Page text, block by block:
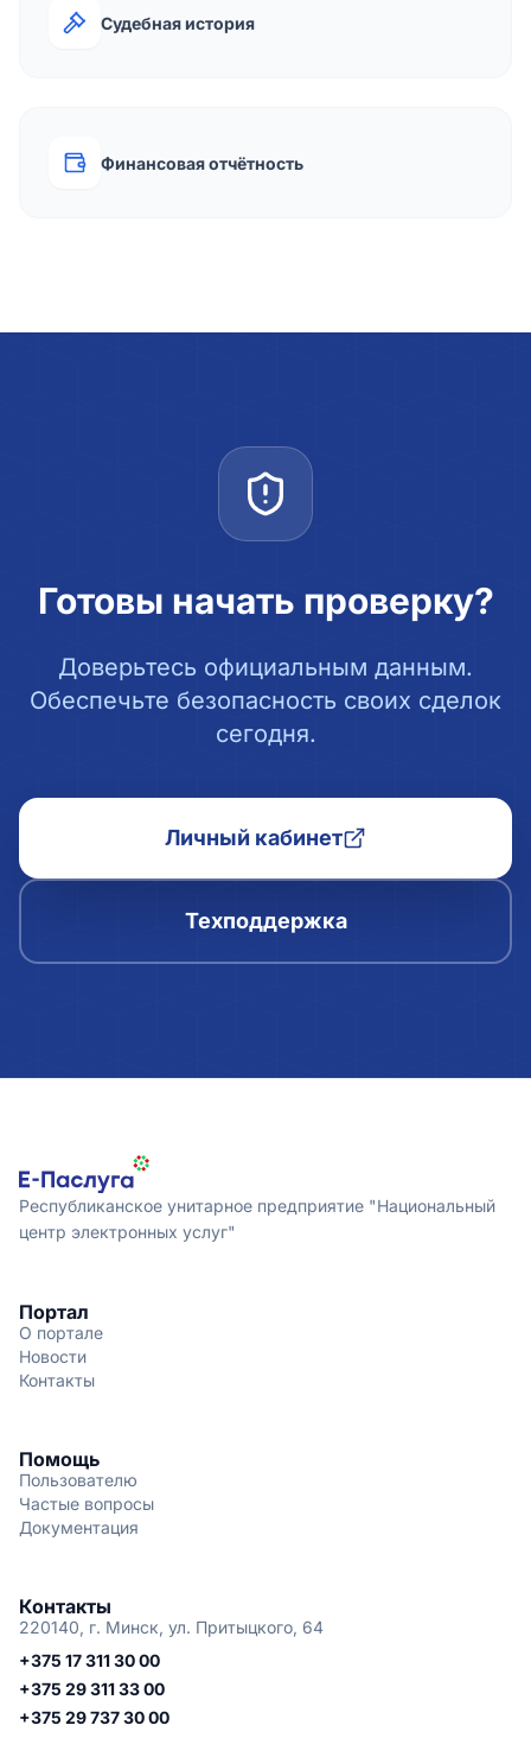
Судебная история
Финансовая отчётность
Готовы начать проверку?
Доверьтесь официальным данным.
Обеспечьте безопасность своих сделок
сегодня.
Личный кабинет
Техподдержка
Республиканское унитарное предприятие "Национальный
центр электронных услуг"
Портал
О портале
Новости
Контакты
Помощь
Пользователю
Частые вопросы
Документация
Контакты
220140, г. Минск, ул. Притыцкого, 64
+375 17 311 30 00
+375 29 311 33 00
+375 29 737 30 00